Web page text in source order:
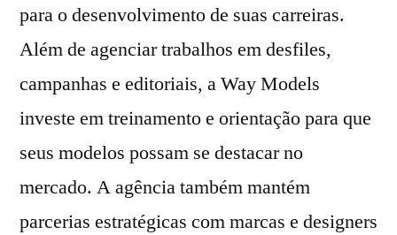
para o desenvolvimento de suas carreiras.
Além de agenciar trabalhos em desfiles,
campanhas e editoriais, a Way Models
investe em treinamento e orientação para que
seus modelos possam se destacar no
mercado. A agência também mantém
parcerias estratégicas com marcas e designers